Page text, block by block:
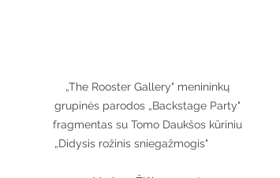
„The Rooster Gallery" menininkų
grupinės parodos „Backstage Party"
fragmentas su Tomo Daukšos kūriniu
„Didysis rožinis sniegažmogis"